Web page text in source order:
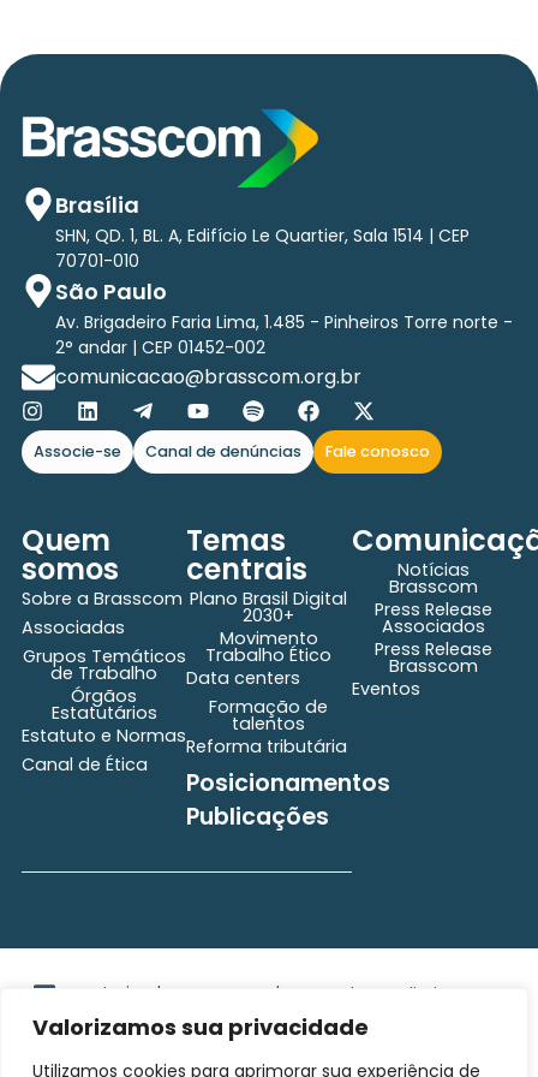
Valorizamos sua privacidade
Utilizamos cookies para aprimorar sua experiência de
Brasília
SHN, QD. 1, BL. A, Edifício Le Quartier, Sala 1514 | CEP
70701-010
São Paulo
Av. Brigadeiro Faria Lima, 1.485 - Pinheiros Torre norte -
2° andar | CEP 01452-002
comunicacao@brasscom.org.br
Associe-se Canal de denúncias Fale conosco
Quem
somos
Sobre a Brasscom
Associadas
Grupos Temáticos
de Trabalho
Órgãos
Estatutários
Estatuto e Normas
Canal de Ética
Temas
centrais
Plano Brasil Digital
2030+
Movimento
Trabalho Ético
Data centers
Formação de
talentos
Reforma tributária
Posicionamentos
Publicações
Notícias
Brasscom
Press Release
Associados
Press Release
Brasscom
Eventos
Todos os direitos
reservados ©2025
Orgulhosamente
secretaria@brasscom.org.br
e Normas